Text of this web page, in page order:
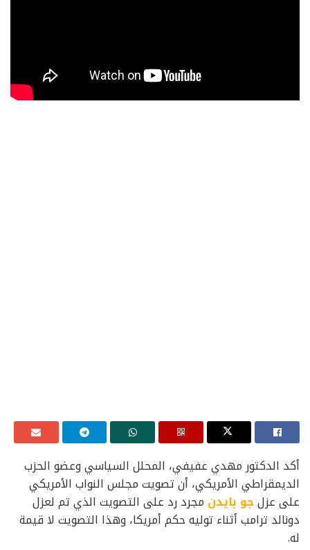
أكد الدكتور مهدي عفيفي، المحلل السياسي وعضو الحزب
الديمقراطي الأمريكي، أن تصويت مجلس النواب الأمريكي
على عزلجو بايدن مجرد رد على التصويت الذي تم لعزل
دونالد ترامب أثناء توليه حكم أمريكا، وهذا التصويت لا قيمة
له.